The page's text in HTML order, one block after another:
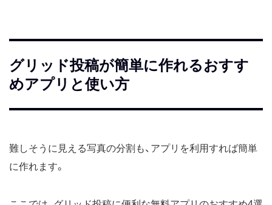
グリッド投稿が簡単に作れるおすす
めアプリと使い方
難しそうに見える写真の分割も、アプリを利用すれば簡単
に作れます。